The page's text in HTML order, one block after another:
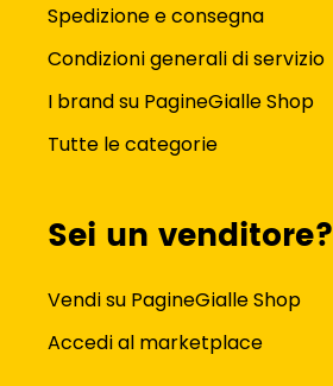
Spedizione e consegna
Condizioni generali di servizio
I brand su PagineGialle Shop
Tutte le categorie
Sei un venditore?
Vendi su PagineGialle Shop
Accedi al marketplace